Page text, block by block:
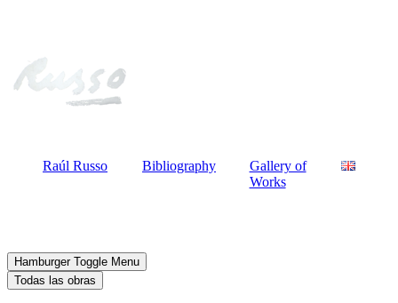
Raúl Russo Bibliography
Gallery of
Works
Hamburger Toggle Menu
Todas las obras